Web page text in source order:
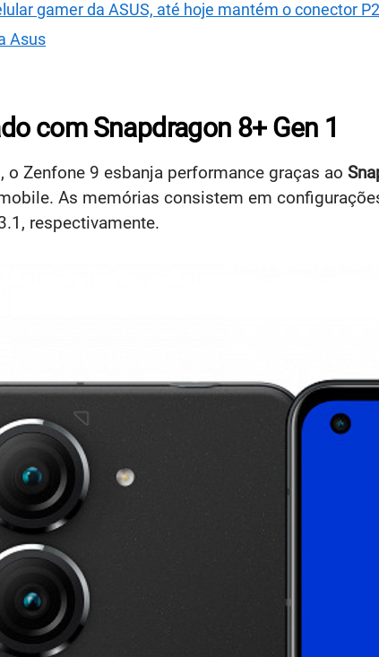
gamer da ASUS, até hoje mantém o conector
Asus
com Snapdragon 8+ Gen 1
o Zenfone 9 esbanja performance graças ao
As memórias consistem em
respectivamente.